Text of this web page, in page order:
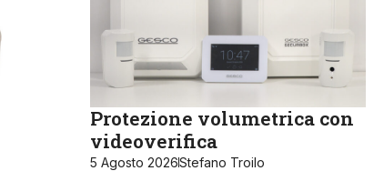
Protezione volumetrica con
videoverifica
5 Agosto 2026Stefano Troilo